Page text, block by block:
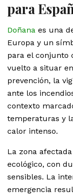
para
Doñana es una
Europa y un
para el conjunto
vuelto a situar
prevención, la
ante los
contexto
temperaturas y
calor intenso.
La zona
ecológico, con
sensibles. La
emergencia